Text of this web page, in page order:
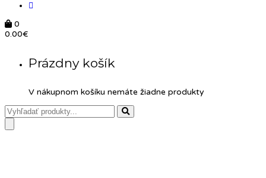
0
0.00€
Prázdny košík
V nákupnom košíku nemáte žiadne produkty